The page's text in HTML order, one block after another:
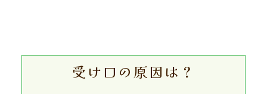
受け口の原因は？